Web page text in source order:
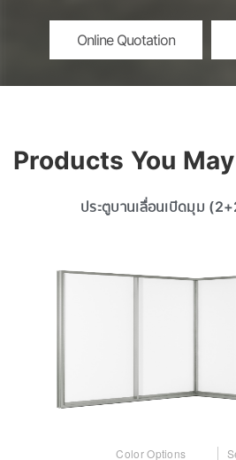
Online Quotation
Products You
ประตูบานเลื่อนเปิดมุม
Color Options